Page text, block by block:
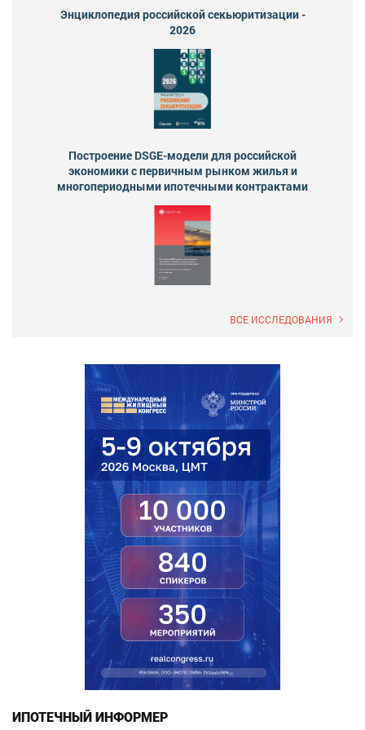
Энциклопедия российской секьюритизации -
2026
Построение DSGE-модели для российской
экономики с первичным рынком жилья и
многопериодными ипотечными контрактами
ВСЕ ИССЛЕДОВАНИЯ
ИПОТЕЧНЫЙ ИНФОРМЕР